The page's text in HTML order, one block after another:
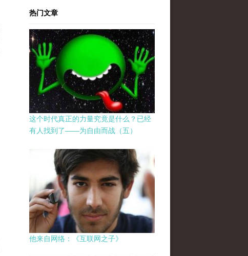
热门文章
这个时代真正的力量究竟是什么？已经
有人找到了——为自由而战（五）
他来自网络：《互联网之子》